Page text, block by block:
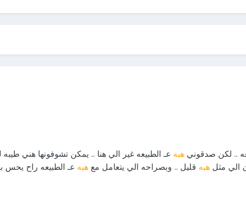
.. لكن صدقوني هبه عـ الطبيعه غير الي هنا .. يمكن تشوفونها هني
الي مثل هبه قليل .. وبصراحه الي يتعامل مع هبه عـ الطبيعه راح يحس